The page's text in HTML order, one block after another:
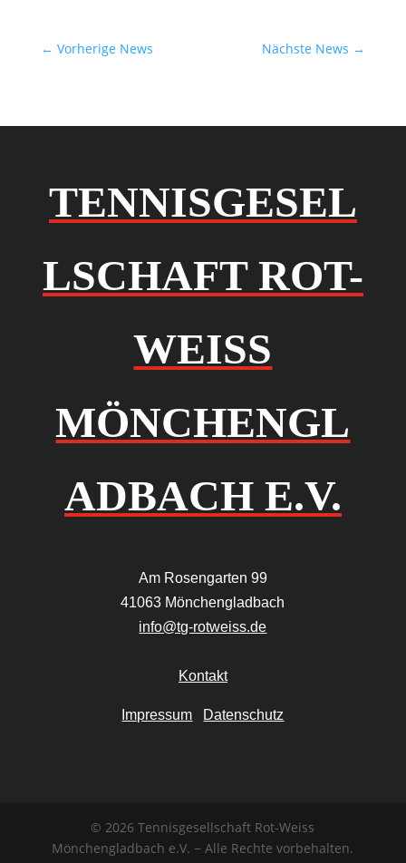
← Vorherige News Nächste News →
TENNISGESEL
LSCHAFT ROT-
WEISS
MÖNCHENGL
ADBACH E.V.
Am Rosengarten 99
41063 Mönchengladbach
info@tg-rotweiss.de
Kontakt
Impressum Datenschutz
© 2026 Tennisgesellschaft Rot-Weiss
Mönchengladbach e.V. − Alle Rechte vorbehalten.